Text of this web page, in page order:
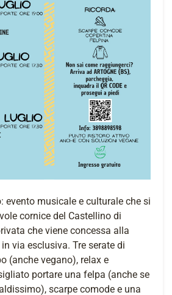
evento musicale e culturale che si
cornice del Castellino di
che viene concessa alla
via esclusiva. Tre serate di
(anche vegano), relax e
portare una felpa (anche se
scarpe comode e una